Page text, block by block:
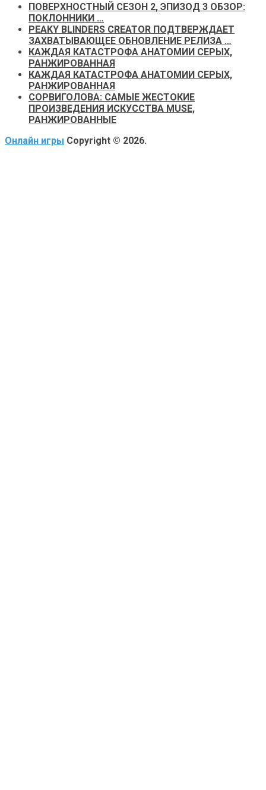
ПОВЕРХНОСТНЫЙ СЕЗОН 2, ЭПИЗОД 3 ОБЗОР:
ПОКЛОННИКИ …
PEAKY BLINDERS CREATOR ПОДТВЕРЖДАЕТ
ЗАХВАТЫВАЮЩЕЕ ОБНОВЛЕНИЕ РЕЛИЗА …
КАЖДАЯ КАТАСТРОФА АНАТОМИИ СЕРЫХ,
РАНЖИРОВАННАЯ
КАЖДАЯ КАТАСТРОФА АНАТОМИИ СЕРЫХ,
РАНЖИРОВАННАЯ
СОРВИГОЛОВА: САМЫЕ ЖЕСТОКИЕ
ПРОИЗВЕДЕНИЯ ИСКУССТВА MUSE,
РАНЖИРОВАННЫЕ
Онлайн игры Copyright © 2026.